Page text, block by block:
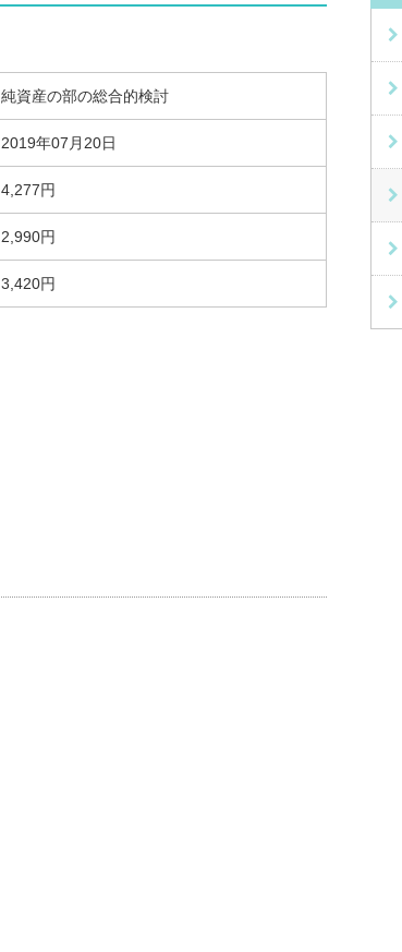
純資産の部の総合的検討
2019年07月20日
4,277円
2,990円
3,420円